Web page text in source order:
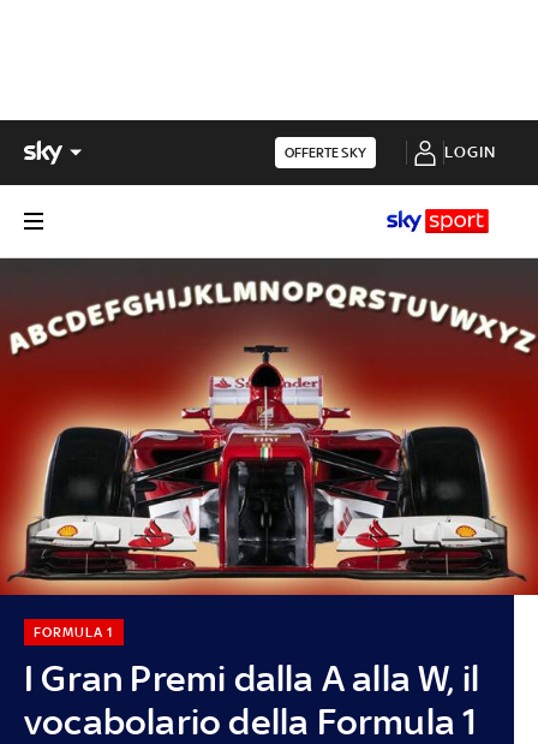
OFFERTE SKY LOGIN
I Gran Premi dalla A alla W, il
vocabolario della Formula 1
FORMULA 1